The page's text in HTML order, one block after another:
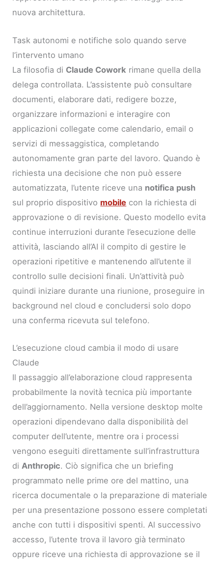
nuova architettura.
Task autonomi e notifiche solo quando serve
l’intervento umano
La filosofia di Claude Cowork rimane quella della
delega controllata. L’assistente può consultare
documenti, elaborare dati, redigere bozze,
organizzare informazioni e interagire con
applicazioni collegate come calendario, email o
servizi di messaggistica, completando
autonomamente gran parte del lavoro. Quando è
richiesta una decisione che non può essere
automatizzata, l’utente riceve una notifica push
sul proprio dispositivo mobile con la richiesta di
approvazione o di revisione. Questo modello evita
continue interruzioni durante l’esecuzione delle
attività, lasciando all’AI il compito di gestire le
operazioni ripetitive e mantenendo all’utente il
controllo sulle decisioni finali. Un’attività può
quindi iniziare durante una riunione, proseguire in
background nel cloud e concludersi solo dopo
una conferma ricevuta sul telefono.
L’esecuzione cloud cambia il modo di usare
Claude
Il passaggio all’elaborazione cloud rappresenta
probabilmente la novità tecnica più importante
dell’aggiornamento. Nella versione desktop molte
operazioni dipendevano dalla disponibilità del
computer dell’utente, mentre ora i processi
vengono eseguiti direttamente sull’infrastruttura
di Anthropic. Ciò significa che un briefing
programmato nelle prime ore del mattino, una
ricerca documentale o la preparazione di materiale
per una presentazione possono essere completati
anche con tutti i dispositivi spenti. Al successivo
accesso, l’utente trova il lavoro già terminato
oppure riceve una richiesta di approvazione se il